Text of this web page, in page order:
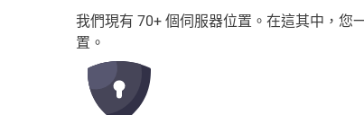
我們現有 70+ 個伺服器位置。在這其中，您
置。